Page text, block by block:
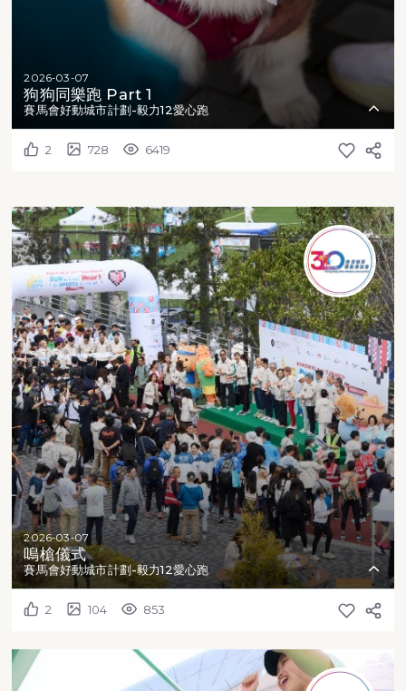
2026-03-07
狗狗同樂跑 Part 1
賽馬會好動城市計劃-毅力12愛心跑
2 728 6419
2026-03-07
嗚槍儀式
賽馬會好動城市計劃-毅力12愛心跑
2 104 853